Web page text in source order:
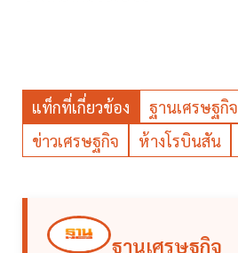
แท็กที่เกี่ยวข้อง ฐานเศรษฐกิจ
ข่าวเศรษฐกิจ
ห้างโรบินสัน
ฐานเศรษฐกิจ